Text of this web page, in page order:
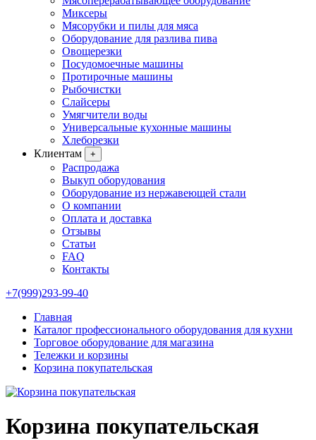
Миксеры
Мясорубки и пилы для мяса
Оборудование для разлива пива
Овощерезки
Посудомоечные машины
Протирочные машины
Рыбочистки
Слайсеры
Умягчители воды
Универсальные кухонные машины
Хлеборезки
Клиентам
+
Распродажа
Выкуп оборудования
Оборудование из нержавеющей стали
О компании
Оплата и доставка
Отзывы
Статьи
FAQ
Контакты
+7(999)293-99-40
Главная
Каталог профессионального оборудования для кухни
Торговое оборудование для магазина
Тележки и корзины
Корзина покупательская
Корзина покупательская